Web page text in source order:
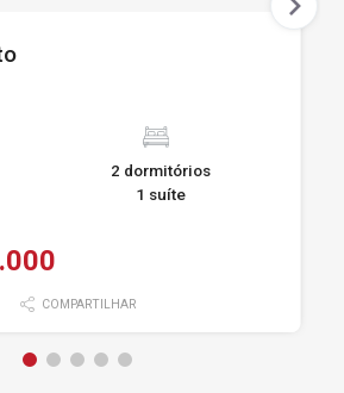
2 dormitórios
1 suíte
COMPARTILHAR